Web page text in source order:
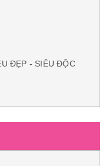
ĐẸP - SIÊU ĐỘC